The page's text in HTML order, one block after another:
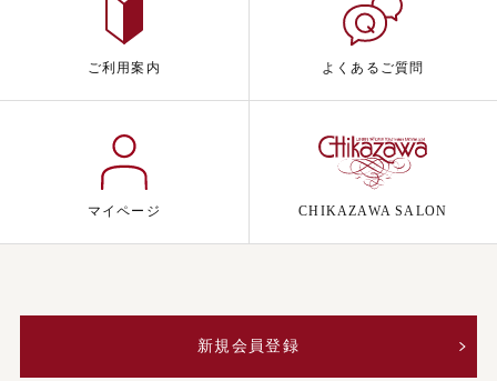
ご利用案内 よくあるご質問
マイページ CHIKAZAWA SALON
新規会員登録